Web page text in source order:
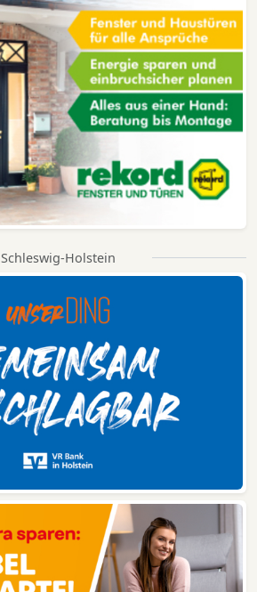
Schleswig-Holstein